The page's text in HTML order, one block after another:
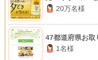
20万名様
47都道府県お取
1名様